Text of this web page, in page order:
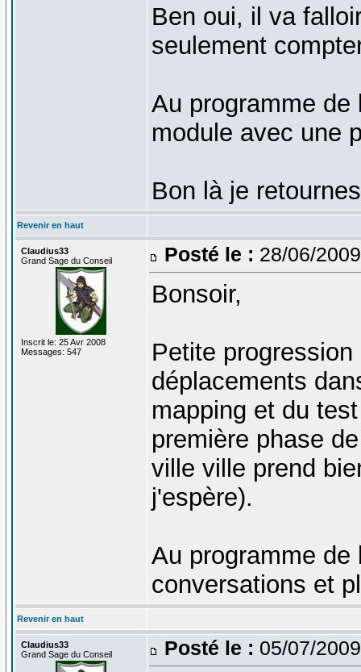
Ben oui, il va
seulement
Au programme
module avec une
Bon là je
Revenir en haut
Claudius33
Grand Sage du Conseil
Inscrit le: 25 Avr 2008
Messages: 547
Posté le : 28/06/
Bonsoir,
Petite
déplacements
mapping et du
première phase
ville ville prend
j'espère).
Au programme de
conversations et
Revenir en haut
Claudius33
Grand Sage du Conseil
Posté le : 05/07/